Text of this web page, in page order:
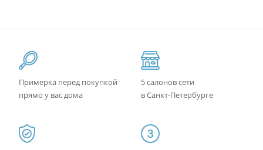
Примерка перед покупкой
прямо у вас дома
5 салонов сети
в Санкт-Петербурге